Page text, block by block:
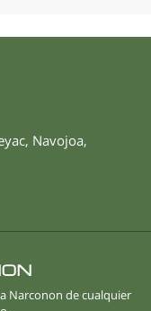
Navojoa,
Narconon de cualquier